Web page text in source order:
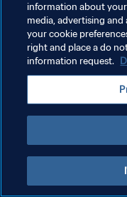
개인정보 보호정책
서비스 약관
쿠키 기본 설정 관리
information about
media, advertising and
your cookie
right and place a do
information request.